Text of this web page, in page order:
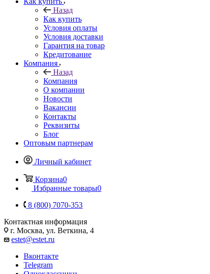
Назад
Как купить
Условия оплаты
Условия доставки
Гарантия на товар
Кредитование
Компания
Назад
Компания
О компании
Новости
Вакансии
Контакты
Реквизиты
Блог
Оптовым партнерам
Личный кабинет
Корзина0
Избранные товары0
8 (800) 7070-353
Контактная информация
г. Москва, ул. Веткина, 4
estet@estet.ru
Вконтакте
Telegram